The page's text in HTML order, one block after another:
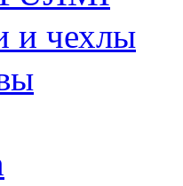
и чехлы